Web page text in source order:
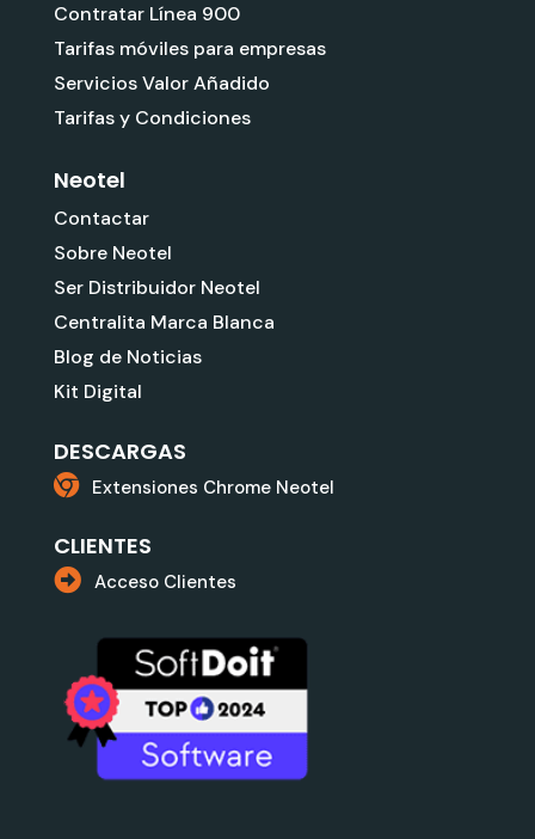
Contratar Línea 900
Tarifas móviles para empresas
Servicios Valor Añadido
Tarifas y Condiciones
Neotel
Contactar
Sobre Neotel
Ser Distribuidor Neotel
Centralita Marca Blanca
Blog de Noticias
Kit Digital
DESCARGAS
Extensiones Chrome Neotel
CLIENTES
Acceso Clientes